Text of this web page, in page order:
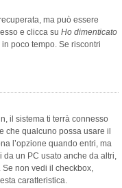
ma può essere
e clicca su Ho dimenticato
poco tempo. Se riscontri
il sistema ti terrà connesso
che qualcuno possa usare il
l’opzione quando entri, ma
un PC usato anche da altri,
non vedi il checkbox,
caratteristica.